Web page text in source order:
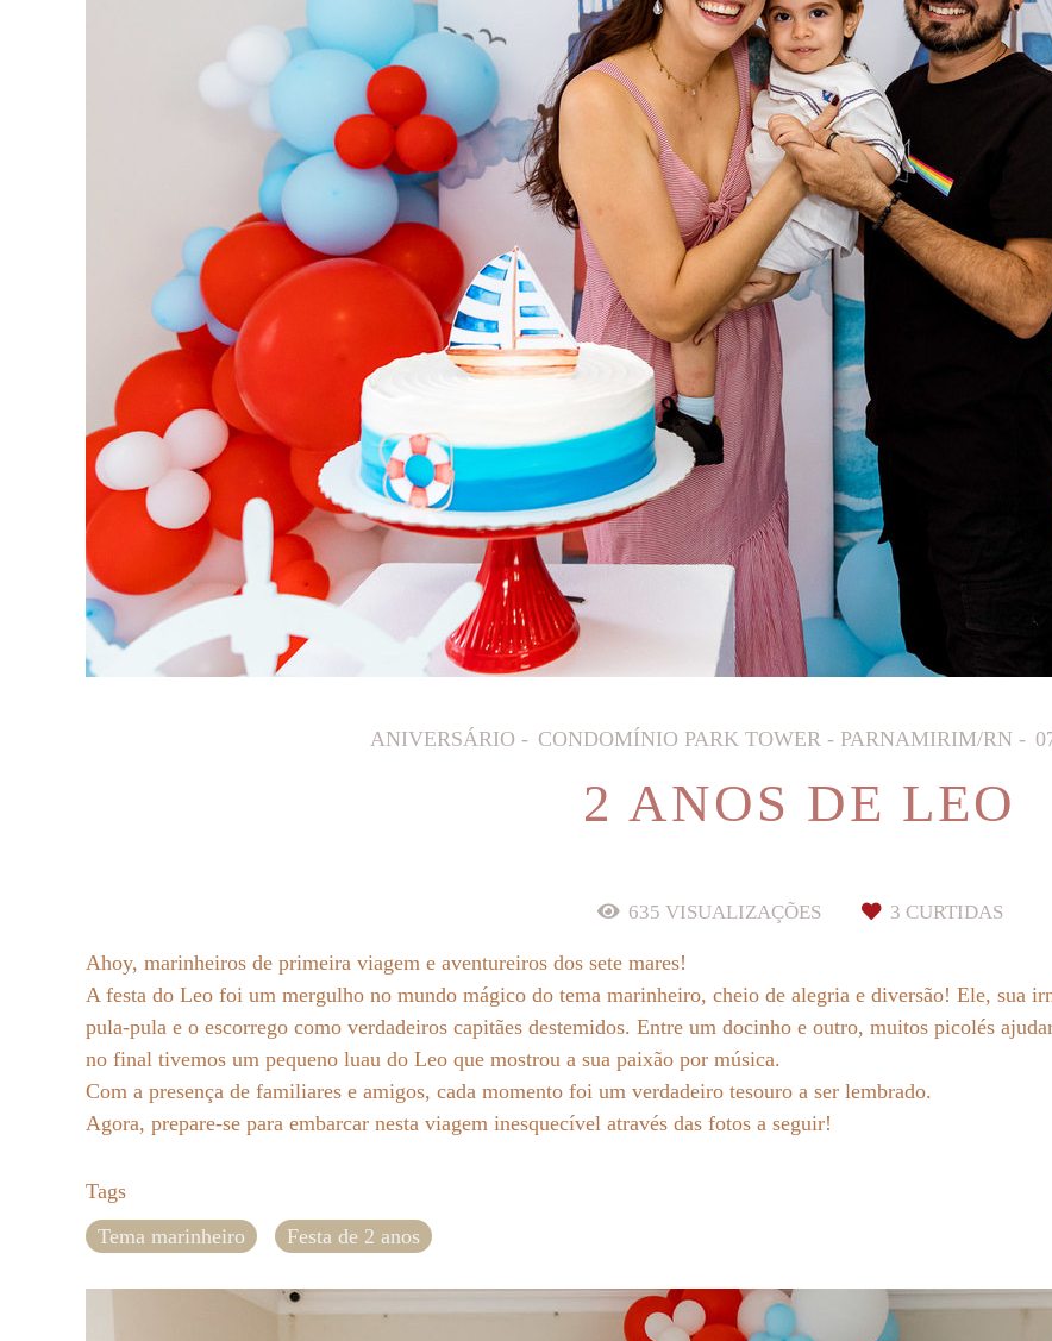
ANIVERSÁRIO CONDOMÍNIO PARK TOWER - PARNAMIRIM/RN
2 ANOS DE LEO
635 VISUALIZAÇÕES 3 CURTIDAS
Ahoy, marinheiros de primeira viagem e aventureiros dos sete mares!
A festa do Leo foi um mergulho no mundo mágico do tema marinheiro, cheio de alegria e diversão! Ele, sua
pula-pula e o escorrego como verdadeiros capitães destemidos. Entre um docinho e outro, muitos picolés
no final tivemos um pequeno luau do Leo que mostrou a sua paixão por música.
Com a presença de familiares e amigos, cada momento foi um verdadeiro tesouro a ser lembrado.
Agora, prepare-se para embarcar nesta viagem inesquecível através das fotos a seguir!
Tags
Tema marinheiro
Festa de 2 anos